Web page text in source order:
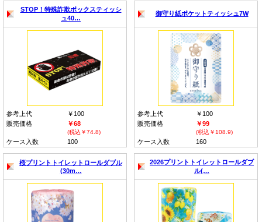
STOP！特殊詐欺ボックスティッシ
ュ40…
参考上代
￥100
販売価格
￥68
(税込￥74.8)
ケース入数 100
御守り紙ポケットティッシュ7W
参考上代
￥100
販売価格
￥99
(税込￥108.9)
ケース入数 160
桜プリントトイレットロールダブル
(30m…
2026プリントトイレットロールダブ
ル(…